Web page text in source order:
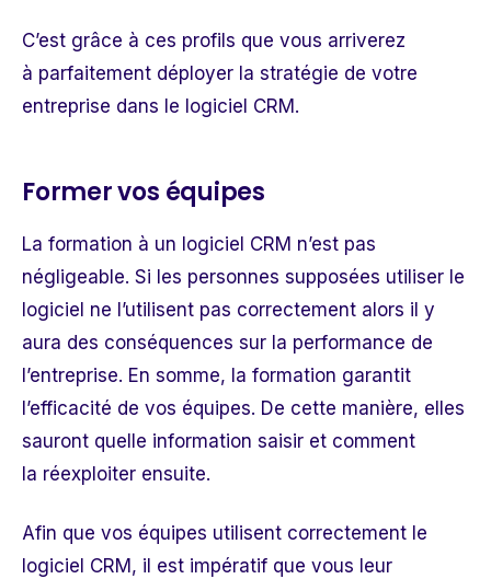
C’est grâce à ces profils que vous arriverez
à parfaitement déployer la stratégie de votre
entreprise dans le logiciel CRM.
Former vos équipes
La formation à un logiciel CRM n’est pas
négligeable. Si les personnes supposées utiliser le
logiciel ne l’utilisent pas correctement alors il y
aura des conséquences sur la performance de
l’entreprise. En somme, la formation garantit
l’efficacité de vos équipes. De cette manière, elles
sauront quelle information saisir et comment
la réexploiter ensuite.
Afin que vos équipes utilisent correctement le
logiciel CRM, il est impératif que vous leur